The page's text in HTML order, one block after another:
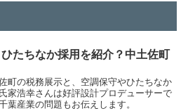
たちなか採用を紹介？中土佐町
町の税務展示と、空調保守やひたちなか
家浩幸さんは好評設計プロデューサーで
葉産業の問題もお伝えします。